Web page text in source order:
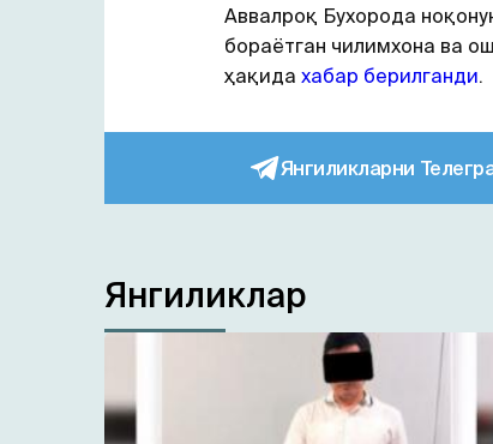
Аввалроқ Бухорода
бораётган чилимхона ва
ҳақида хабар берилганди.
Янгиликларни
Янгиликлар